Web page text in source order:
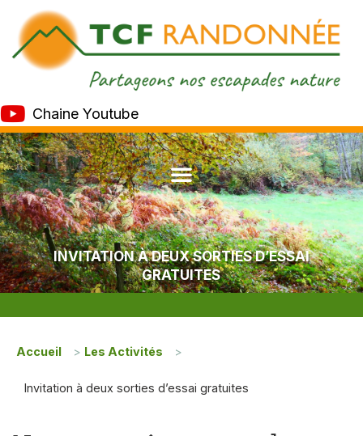
Chaine Youtube
INVITATION À DEUX SORTIES D’ESSAI
GRATUITES
Accueil > Les Activités >
Invitation à deux sorties d’essai gratuites